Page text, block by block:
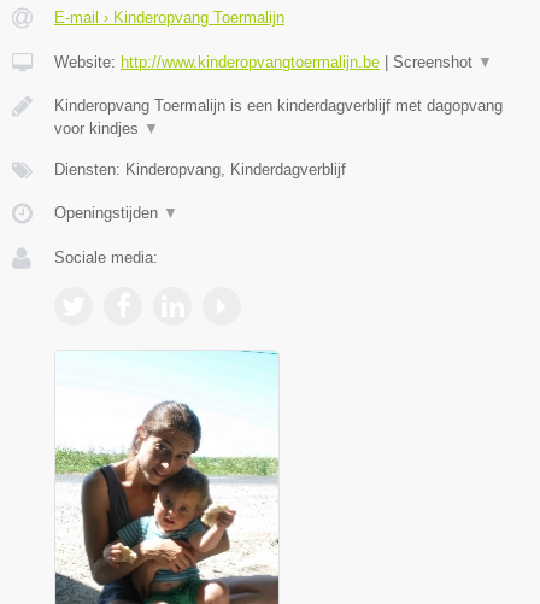
E-mail › Kinderopvang Toermalijn
Website: http://www.kinderopvangtoermalijn.be Screenshot ▼
Kinderopvang Toermalijn is een kinderdagverblijf met dagopvang
voor kindjes ▼
Diensten: Kinderopvang, Kinderdagverblijf
Openingstijden ▼
Sociale media: